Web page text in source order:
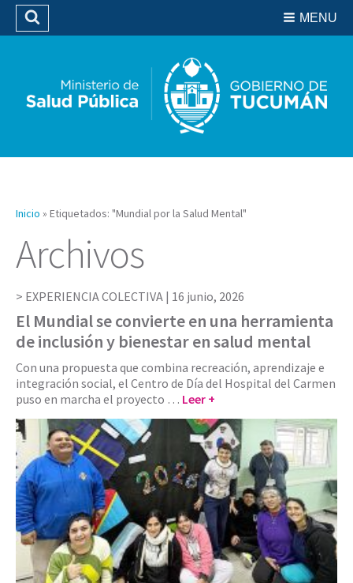
Biblioteca
MENU
Buscar
Inicio » Etiquetados: "Mundial por la Salud Mental"
Archivos
EXPERIENCIA COLECTIVA | 16 junio, 2026
El Mundial se convierte en una herramienta
de inclusión y bienestar en salud mental
Con una propuesta que combina recreación, aprendizaje e
integración social, el Centro de Día del Hospital del Carmen
puso en marcha el proyecto … Leer +